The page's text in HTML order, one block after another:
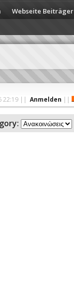
Webseite Beiträger
22:19|| Anmelden ||